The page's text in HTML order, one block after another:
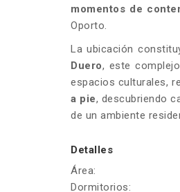
momentos de
Oporto.
La ubicación
Duero, este
espacios culturales,
a pie, descubriendo
de un ambiente
Detalles
Área:
Dormitorios: